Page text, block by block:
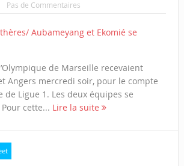
Pas de Commentaires
de Marseille recevaient
Angers mercredi soir, pour le compte
de Ligue 1. Les deux équipes se
cette... Lire la suite